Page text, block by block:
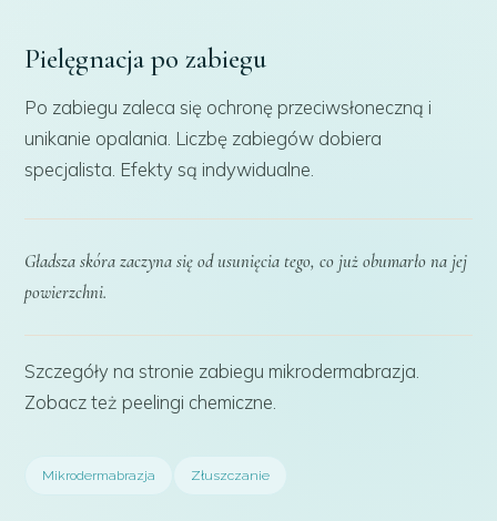
Pielęgnacja po zabiegu
Po zabiegu zaleca się ochronę przeciwsłoneczną i
unikanie opalania. Liczbę zabiegów dobiera
specjalista. Efekty są indywidualne.
Gładsza skóra zaczyna się od usunięcia tego, co już obumarło na jej
powierzchni.
Szczegóły na stronie zabiegu mikrodermabrazja
Zobacz też peelingi chemiczne
Mikrodermabrazja Złuszczanie